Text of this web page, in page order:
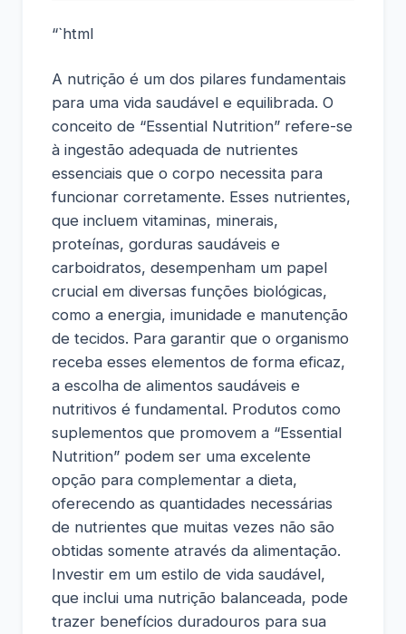
“`html
A nutrição é um dos pilares fundamentais
para uma vida saudável e equilibrada. O
conceito de “Essential Nutrition” refere-se
à ingestão adequada de nutrientes
essenciais que o corpo necessita para
funcionar corretamente. Esses nutrientes,
que incluem vitaminas, minerais,
proteínas, gorduras saudáveis e
carboidratos, desempenham um papel
crucial em diversas funções biológicas,
como a energia, imunidade e manutenção
de tecidos. Para garantir que o organismo
receba esses elementos de forma eficaz,
a escolha de alimentos saudáveis e
nutritivos é fundamental. Produtos como
suplementos que promovem a “Essential
Nutrition” podem ser uma excelente
opção para complementar a dieta,
oferecendo as quantidades necessárias
de nutrientes que muitas vezes não são
obtidas somente através da alimentação.
Investir em um estilo de vida saudável,
que inclui uma nutrição balanceada, pode
trazer benefícios duradouros para sua